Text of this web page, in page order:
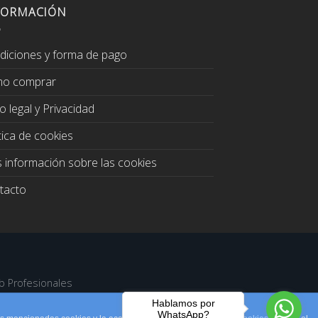
y forma de pago
comprar
legal y Privacidad
de cookies
información sobre las cookies
Profesionales
Hablamos por
WhatsApp?